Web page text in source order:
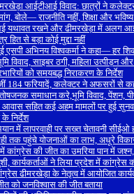
आईटीआई विवाद: छात्रों ने
बोले— राजनीति नहीं, शिक्षा और
यथावत रखने और ढीमरखेड़ा में अलग
हित से बड़ा कोई मुद्दा नहीं
अभिनय विश्वकर्मा ने कहा— हर
विवाद, साइबर ठगी, महिला उत्पीड़न
को समयबद्ध निराकरण के निर्देश
184 फरियादें, कलेक्टर ने अफसरों से
समाधान करे,भूमि विवाद, पेंशन,
सहित कई अहम मामलों पर हुई
निर्देश
में लापरवाही पर सख्त चेतावनी
तक पहुंचे योजनाओं का लाभ, अधूरे
कांग्रेस की जीत का उमरिया पान में
कार्यकर्ताओं ने लिया प्रदेश में कांग्रेस
ढीमरखेड़ा के नेतृत्व में आयोजित
को जनविश्वास की जीत बताया